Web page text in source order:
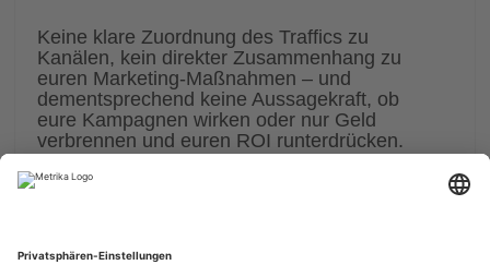
Keine klare Zuordnung des Traffics zu
Kanälen, kein direkter Zusammenhang zu
euren Marketing-Maßnahmen – und
dementsprechend keine Aussagekraft, ob
eure Kampagnen wirken oder nur Geld
verbrennen und euren ROI runterdrücken.
Nervig, oder? Genau das passiert in vielen
Setups, die wir sehen, durch den
kann.